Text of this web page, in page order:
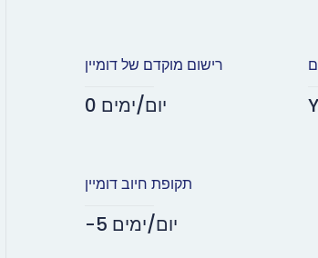
רישום מוקדם של דומיין
0 יום/ימים
תקופת חיוב דומיין
-5 יום/ימים